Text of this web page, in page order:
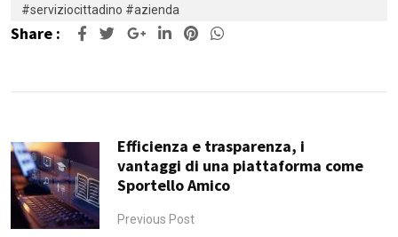
#serviziocittadino #azienda
Share : Google+LinkedInPinterest
Whatsapp
Efficienza e trasparenza, i
vantaggi di una piattaforma come
Sportello Amico
Previous Post